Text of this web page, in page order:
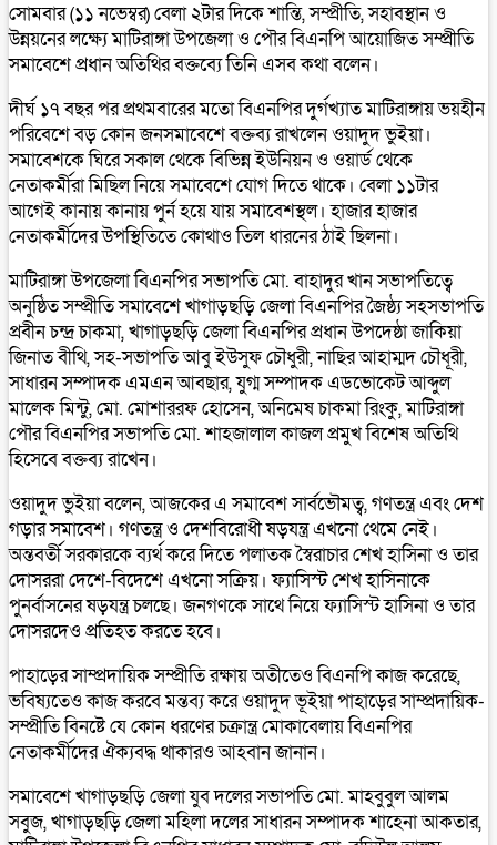
সোমবার (১১ নভেম্বর) বেলা ২টার দিকে শান্তি, সম্প্রীতি, সহাবস্থান ও
উন্নয়নের লক্ষ্যে মাটিরাঙ্গা উপজেলা ও পৌর বিএনপি আয়োজিত সম্প্রীতি
সমাবেশে প্রধান অতিথির বক্তব্যে তিনি এসব কথা বলেন।
দীর্ঘ ১৭ বছর পর প্রথমবারের মতো বিএনপির দুর্গখ্যাত মাটিরাঙ্গায় ভয়হীন
পরিবেশে বড় কোন জনসমাবেশে বক্তব্য রাখলেন ওয়াদুদ ভুইয়া।
সমাবেশকে ঘিরে সকাল থেকে বিভিন্ন ইউনিয়ন ও ওয়ার্ড থেকে
নেতাকর্মীরা মিছিল নিয়ে সমাবেশে যোগ দিতে থাকে। বেলা ১১টার
আগেই কানায় কানায় পুর্ন হয়ে যায় সমাবেশস্থল। হাজার হাজার
নেতাকর্মীদের উপস্থিতিতে কোথাও তিল ধারনের ঠাই ছিলনা।
মাটিরাঙ্গা উপজেলা বিএনপির সভাপতি মো. বাহাদুর খান সভাপতিত্বে
অনুষ্ঠিত সম্প্রীতি সমাবেশে খাগাড়ছড়ি জেলা বিএনপির জৈষ্ঠ্য সহসভাপতি
প্রবীন চন্দ্র চাকমা, খাগাড়ছড়ি জেলা বিএনপির প্রধান উপদেষ্ঠা জাকিয়া
জিনাত বীথি, সহ-সভাপতি আবু ইউসুফ চৌধুরী, নাছির আহাম্মদ চৌধূরী,
সাধারন সম্পাদক এমএন আবছার, যুগ্ম সম্পাদক এডভোকেট আব্দুল
মালেক মিন্টু, মো. মোশাররফ হোসেন, অনিমেষ চাকমা রিংকু, মাটিরাঙ্গা
পৌর বিএনপির সভাপতি মো. শাহজালাল কাজল প্রমুখ বিশেষ অতিথি
হিসেবে বক্তব্য রাখেন।
ওয়াদুদ ভুইয়া বলেন, আজকের এ সমাবেশ সার্বভৌমত্ব, গণতন্ত্র এবং দেশ
গড়ার সমাবেশ। গণতন্ত্র ও দেশবিরোধী ষড়যন্ত্র এখনো থেমে নেই।
অন্তবর্তী সরকারকে ব্যর্থ করে দিতে পলাতক স্বৈরাচার শেখ হাসিনা ও তার
দোসররা দেশে-বিদেশে এখনো সক্রিয়। ফ্যাসিস্ট শেখ হাসিনাকে
পুনর্বাসনের ষড়যন্ত্র চলছে। জনগণকে সাথে নিয়ে ফ্যাসিস্ট হাসিনা ও তার
দোসরদেও প্রতিহত করতে হবে।
পাহাড়ের সাম্প্রদায়িক সম্প্রীতি রক্ষায় অতীতেও বিএনপি কাজ করেছে,
ভবিষ্যতেও কাজ করবে মন্তব্য করে ওয়াদুদ ভূইয়া পাহাড়ের সাম্প্রদায়িক-
সম্প্রীতি বিনষ্টে যে কোন ধরণের চক্রান্ত্র মোকাবেলায় বিএনপির
নেতাকর্মীদের ঐক্যবদ্ধ থাকারও আহবান জানান।
সমাবেশে খাগাড়ছড়ি জেলা যুব দলের সভাপতি মো. মাহবুবুল আলম
সবুজ, খাগাড়ছড়ি জেলা মহিলা দলের সাধারন সম্পাদক শাহেনা আকতার,